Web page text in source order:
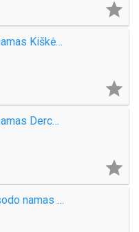

Parduodamas namas Kiškėnų k.

Parduodamas namas Derceklių k.

Parduodamas sodo namas Lingių k.